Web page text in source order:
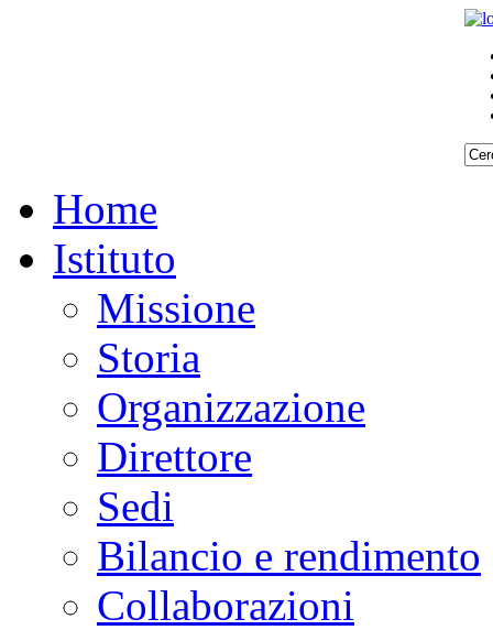
Home
Istituto
Missione
Storia
Organizzazione
Direttore
Sedi
Bilancio e rendimento
Collaborazioni